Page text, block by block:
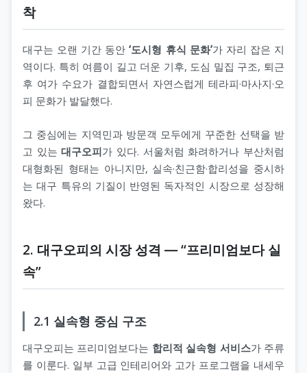
착
대구는 오랜 기간 동안‘도시형 휴식 문화’가 자리 잡은 지
역이다. 특히 여름이 길고 더운 기후, 도심 밀집 구조, 퇴근
후 여가 수요가 결합되면서 자연스럽게 테라피·마사지·오
피 문화가 발달했다.
그 중심에는 지역민과 방문객 모두에게 꾸준한 선택을 받
고 있는대구오피가 있다. 서울처럼 화려하거나 부산처럼
대형화된 형태는 아니지만, 실속·친근함·합리성을 중시하
는 대구 특유의 기질이 반영된 독자적인 시장으로 성장해
왔다.
2. 대구오피의 시장 성격 ― “프리미엄보다 실
속”
2.1 실속형 중심 구조
대구오피는 프리미엄보다는 합리적 실속형 서비스가 주류
를 이룬다. 일부 고급 인테리어와 고가 프로그램을 내세우